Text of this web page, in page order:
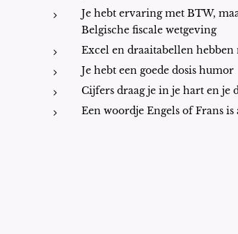
Je hebt ervaring met BTW,
Belgische fiscale wetgeving
Excel en draaitabellen
Je hebt een goede dosis humor
Cijfers draag je in je hart en je
Een woordje Engels of Frans